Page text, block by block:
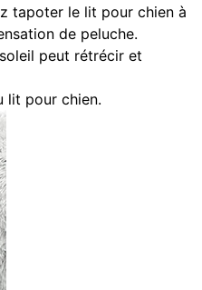
tapoter le lit pour chien à
de peluche.
peut rétrécir et
lit pour chien.